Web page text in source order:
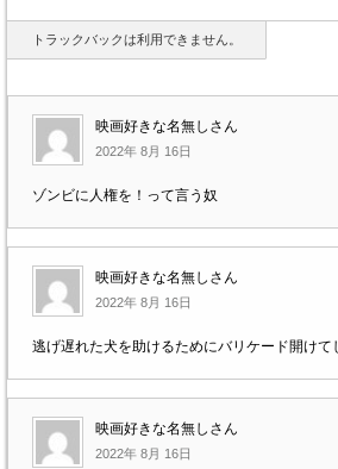
トラックバックは利用できません。
映画好きな名無しさん
2022年 8月 16日
ゾンビに人権を！って言う奴
映画好きな名無しさん
2022年 8月 16日
逃げ遅れた犬を助けるためにバリケード開けて
映画好きな名無しさん
2022年 8月 16日